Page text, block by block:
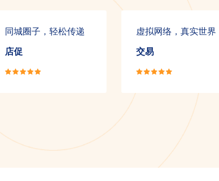
同城圈子，轻松传递
店促
虚拟网络，真实世界
交易